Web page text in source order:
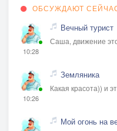
ОБСУЖДАЮТ
10:28
Вечный турист
Саша, движение
10:26
Земляника
Какая красота)) и
Мой огонь на